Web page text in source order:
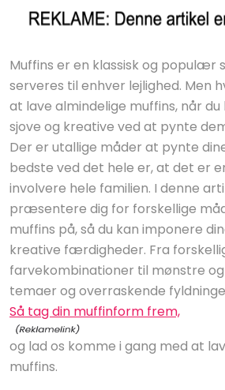
Muffins er en klassisk og populær
serveres til enhver lejlighed. Men
at lave almindelige muffins, når
sjove og kreative ved at pynte
Der er utallige måder at pynte
bedste ved det hele er, at det er
involvere hele familien. I denne
præsentere dig for forskellige
muffins på, så du kan imponere
kreative færdigheder. Fra
farvekombinationer til mønstre
temaer og overraskende
Så tag din muffinform frem,
og lad os komme i gang med at
muffins.